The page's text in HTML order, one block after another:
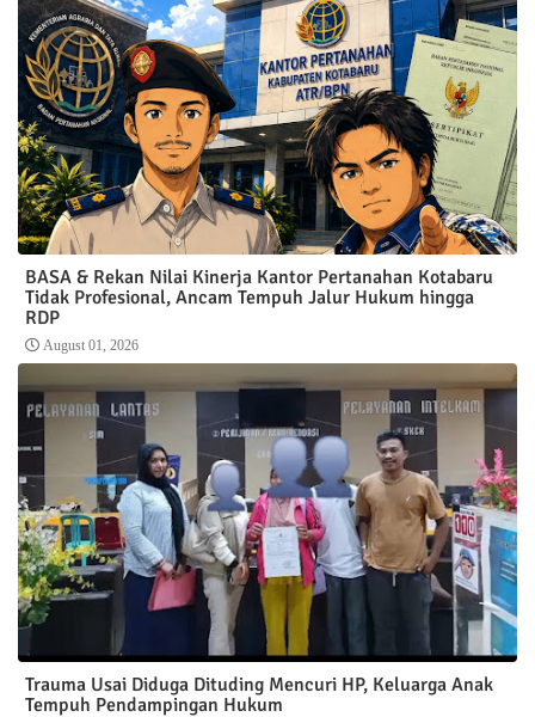
BASA & Rekan Nilai Kinerja Kantor Pertanahan Kotabaru
Tidak Profesional, Ancam Tempuh Jalur Hukum hingga
RDP
August 01, 2026
Trauma Usai Diduga Dituding Mencuri HP, Keluarga Anak
Tempuh Pendampingan Hukum